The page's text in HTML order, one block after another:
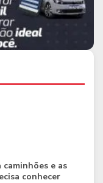
e as
conhecer